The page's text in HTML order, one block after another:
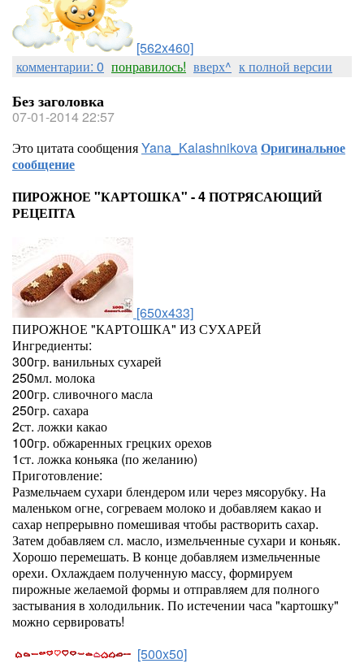
[562x460]
комментарии: 0 понравилось! вверх^ к полной версии
Без заголовка
07-01-2014 22:57
Это цитата сообщенияYana_KalashnikovaОригинальное
сообщение
ПИРОЖНОЕ "КАРТОШКА" - 4 ПОТРЯСАЮЩИЙ
РЕЦЕПТА
[650x433]
ПИРОЖНОЕ "КАРТОШКА" ИЗ СУХАРЕЙ
Ингредиенты:
300гр. ванильных сухарей
250мл. молока
200гр. сливочного масла
250гр. сахара
2ст. ложки какао
100гр. обжаренных грецких орехов
1ст. ложка коньяка (по желанию)
Приготовление:
Размельчаем сухари блендером или через мясорубку. На
маленьком огне, согреваем молоко и добавляем какао и
сахар непрерывно помешивая чтобы растворить сахар.
Затем добавляем сл. масло, измельченные сухари и коньяк.
Хорошо перемешать. В конце добавляем измельченные
орехи. Охлаждаем полученную массу, формируем
пирожные желаемой формы и отправляем для полного
застывания в холодильник. По истечении часа "картошку"
можно сервировать!
[500x50]